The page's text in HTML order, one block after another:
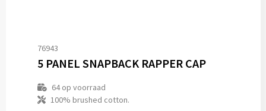
76943
5 PANEL SNAPBACK RAPPER CAP
64op voorraad
100% brushed cotton.